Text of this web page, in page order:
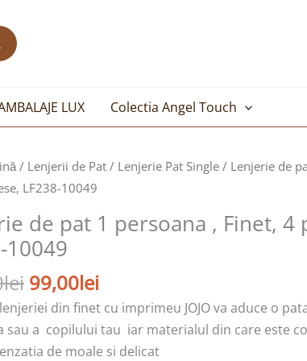
LUX Colectia Angel Touch
/ Lenjerii de Pat/ Lenjerie Pat Single/ Lenjerie de
LF238-10049
de pat 1 persoana , Finet, 4
10049
lei
Prețul
inițial
a
fost:
159,00lei.
99,00lei
Prețul
este:
99,00lei.
din finet cu imprimeu JOJO va aduce o
sau a copilului tau iar materialul din care este
de moale si delicat